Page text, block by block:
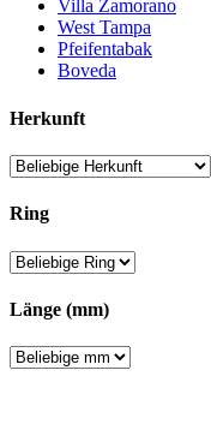
Villa Zamorano
West Tampa
Pfeifentabak
Boveda
Herkunft
Ring
Länge (mm)